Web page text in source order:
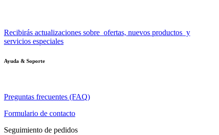
Recibirás actualizaciones sobre ofertas, nuevos productos y
servicios especiales
Ayuda & Soporte
Preguntas frecuentes (FAQ)
Formulario de contacto
Seguimiento de pedidos